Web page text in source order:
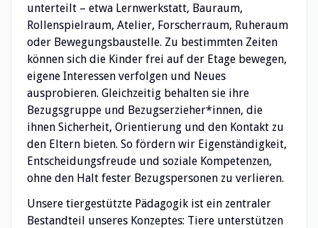
unterteilt – etwa Lernwerkstatt, Bauraum,
Rollenspielraum, Atelier, Forscherraum, Ruheraum
oder Bewegungsbaustelle. Zu bestimmten Zeiten
können sich die Kinder frei auf der Etage bewegen,
eigene Interessen verfolgen und Neues
ausprobieren. Gleichzeitig behalten sie ihre
Bezugsgruppe und Bezugserzieher*innen, die
ihnen Sicherheit, Orientierung und den Kontakt zu
den Eltern bieten. So fördern wir Eigenständigkeit,
Entscheidungsfreude und soziale Kompetenzen,
ohne den Halt fester Bezugspersonen zu verlieren.
Unsere tiergestützte Pädagogik ist ein zentraler
Bestandteil unseres Konzeptes: Tiere unterstützen